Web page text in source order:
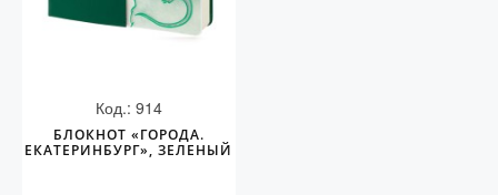
Код.: 914
БЛОКНОТ «ГОРОДА.
ЕКАТЕРИНБУРГ», ЗЕЛЕНЫЙ